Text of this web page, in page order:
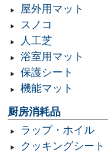
屋外用マット
スノコ
人工芝
浴室用マット
保護シート
機能マット
厨房消耗品
ラップ・ホイル
クッキングシート